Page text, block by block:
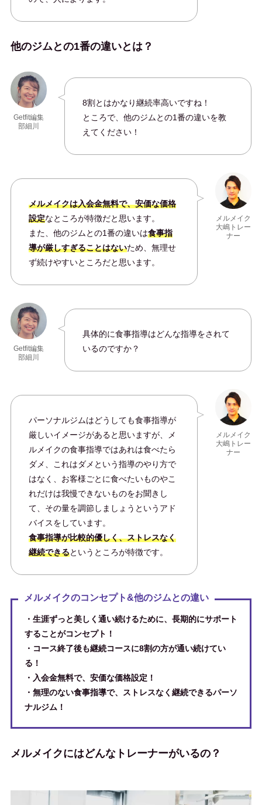
他のジムとの1番の違いとは？
Getfit編集
部細川
8割とはかなり継続率高いですね！
ところで、他のジムとの1番の違いを教
えてください！
メルメイク
大嶋トレー
ナー
メルメイクは入会金無料で、安価な価格
設定なところが特徴だと思います。
また、他のジムとの1番の違いは食事指
導が厳しすぎることはないため、無理せ
ず続けやすいところだと思います。
Getfit編集
部細川
具体的に食事指導はどんな指導をされて
いるのですか？
メルメイク
大嶋トレー
ナー
パーソナルジムはどうしても食事指導が
厳しいイメージがあると思いますが、メ
ルメイクの食事指導ではあれは食べたら
ダメ、これはダメという指導のやり方で
はなく、お客様ごとに食べたいものやこ
れだけは我慢できないものをお聞きし
て、その量を調節しましょうというアド
バイスをしています。
食事指導が比較的優しく、ストレスなく
継続できるというところが特徴です。
メルメイクのコンセプト&他のジムとの違い
・生涯ずっと美しく通い続けるために、長期的にサポート
することがコンセプト！
・コース終了後も継続コースに8割の方が通い続けてい
る！
・入会金無料で、安価な価格設定！
・無理のない食事指導で、ストレスなく継続できるパーソ
ナルジム！
メルメイクにはどんなトレーナーがいるの？